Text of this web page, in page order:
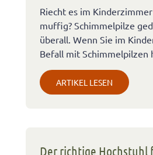
Riecht es im
muffig? Schimmelpilze
überall. Wenn Sie im
Befall mit Schimmelpilzen
ARTIKEL LESEN
Der richtige Hochstuhl